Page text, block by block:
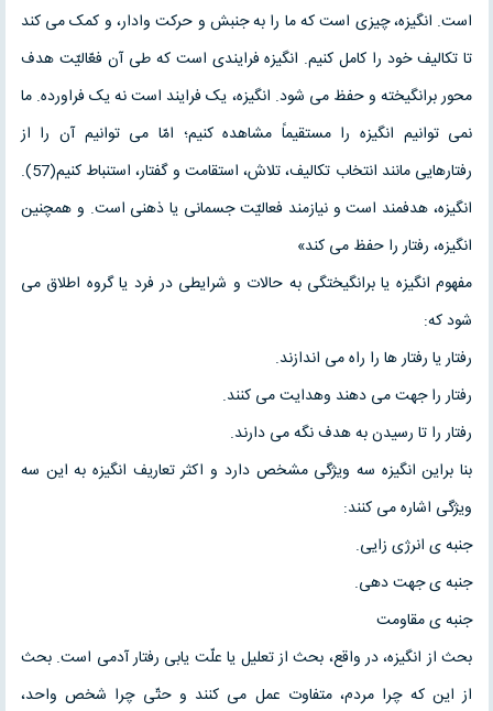
است. انگیزه، چیزی است که ما را به جنبش و حرکت وادار، و کمک می کند
تا تکالیف خود را کامل کنیم. انگیزه فرایندی است که طی آن فعّالیّت هدف
محور برانگیخته و حفظ می شود. انگیزه، یک فرایند است نه یک فراورده. ما
نمی توانیم انگیزه را مستقیماً مشاهده کنیم؛ امّا می توانیم آن را از
رفتارهایی مانند انتخاب تکالیف، تلاش، استقامت و گفتار، استنباط کنیم(57).
انگیزه، هدفمند است و نیازمند فعالیّت جسمانی یا ذهنی است. و همچنین
انگیزه، رفتار را حفظ می کند»
مفهوم انگیزه یا برانگیختگی به حالات و شرایطی در فرد یا گروه اطلاق می
شود که:
رفتار یا رفتار ها را راه می اندازند.
رفتار را جهت می دهند وهدایت می کنند.
رفتار را تا رسیدن به هدف نگه می دارند.
بنا براین انگیزه سه ویژگی مشخص دارد و اکثر تعاریف انگیزه به این سه
ویژگی اشاره می کنند:
جنبه ی انرژی زایی.
جنبه ی جهت دهی.
جنبه ی مقاومت
بحث از انگیزه، در واقع، بحث از تعلیل یا علّت یابی رفتار آدمی است. بحث
از این که چرا مردم، متفاوت عمل می کنند و حتّی چرا شخص واحد،